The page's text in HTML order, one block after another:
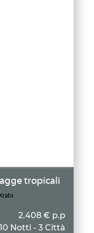
tropicali
2.408 € p.p
10 Notti - 3 Città